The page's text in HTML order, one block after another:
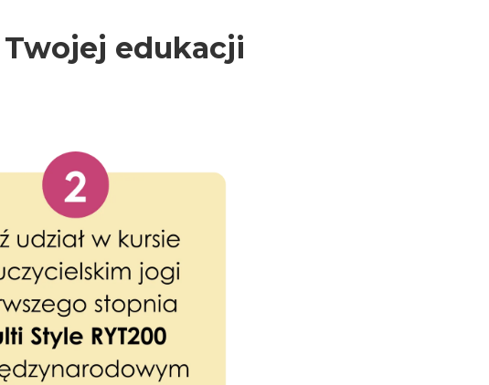
edukacji